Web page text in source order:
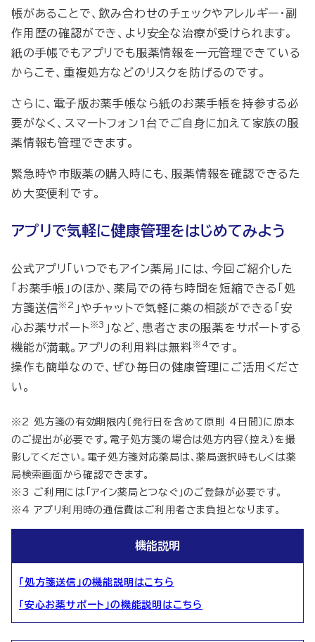
帳があることで、飲み合わせのチェックやアレルギー・副
作用歴の確認ができ、より安全な治療が受けられます。
紙の手帳でもアプリでも服薬情報を一元管理できている
からこそ、重複処方などのリスクを防げるのです。
さらに、電子版お薬手帳なら紙のお薬手帳を持参する必
要がなく、スマートフォン1台でご自身に加えて家族の服
薬情報も管理できます。
緊急時や市販薬の購入時にも、服薬情報を確認できるた
め大変便利です。
アプリで気軽に健康管理をはじめてみよう
公式アプリ「いつでもアイン薬局」には、今回ご紹介した
お薬手帳 」のほか、薬局での待ち時間を短縮できる「 処
方箋送信※2 」やチャットで気軽に薬の相談ができる「安
心お薬サポート※3 」など、患者さまの服薬をサポートする
機能が満載。 アプリの利用料は無料※4です。
操作も簡単なので、ぜひ毎日の健康管理にご活用くださ
い。
※2 処方箋の有効期限内〔発行日を含めて原則 4日間〕に原本
のご提出が必要です。電子処方箋の場合は処方内容（控え）を撮
影してください。電子処方箋対応薬局は、薬局選択時もしくは薬
局検索画面から確認できます。
※3 ご利用には「アイン薬局とつなぐ」のご登録が必要です。
※4 アプリ利用時の通信費はご利用者さま負担となります。
機能説明
「処方箋送信」の機能説明はこちら
「安心お薬サポート」の機能説明はこちら